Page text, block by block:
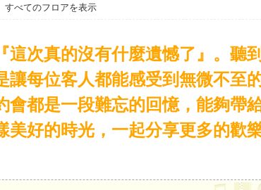
すべてのフロアを表示
這次真的沒有什麼遺憾了』。
讓每位客人都能感受到無微不至
會都是一段難忘的回憶，能夠帶
美好的時光，一起分享更多的歡